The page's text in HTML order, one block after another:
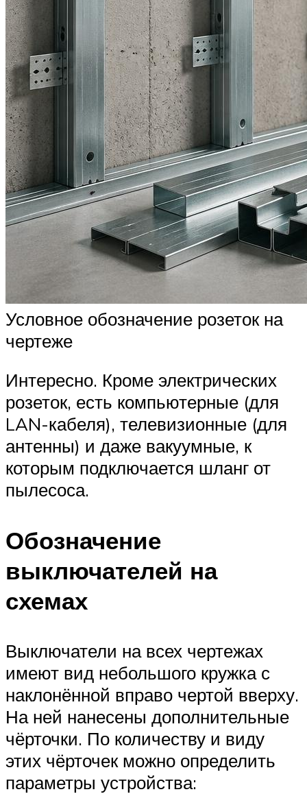
Условное обозначение розеток на
чертеже
Интересно. Кроме электрических
розеток, есть компьютерные (для
LAN-кабеля), телевизионные (для
антенны) и даже вакуумные, к
которым подключается шланг от
пылесоса.
Обозначение
выключателей на
схемах
Выключатели на всех чертежах
имеют вид небольшого кружка с
наклонённой вправо чертой вверху.
На ней нанесены дополнительные
чёрточки. По количеству и виду
этих чёрточек можно определить
параметры устройства: